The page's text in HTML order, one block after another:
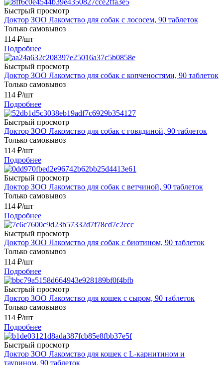
Быстрый просмотр
Доктор ЗОО Лакомство для собак с лососем, 90 таблеток
Только самовывоз
114 ₽/шт
Подробнее
Быстрый просмотр
Доктор ЗОО Лакомство для собак с копченостями, 90 таблеток
Только самовывоз
114 ₽/шт
Подробнее
Быстрый просмотр
Доктор ЗОО Лакомство для собак с говядиной, 90 таблеток
Только самовывоз
114 ₽/шт
Подробнее
Быстрый просмотр
Доктор ЗОО Лакомство для собак с ветчиной, 90 таблеток
Только самовывоз
114 ₽/шт
Подробнее
Быстрый просмотр
Доктор ЗОО Лакомство для собак с биотином, 90 таблеток
Только самовывоз
114 ₽/шт
Подробнее
Быстрый просмотр
Доктор ЗОО Лакомство для кошек с сыром, 90 таблеток
Только самовывоз
114 ₽/шт
Подробнее
Быстрый просмотр
Доктор ЗОО Лакомство для кошек с L-карнитином и
таурином, 90 таблеток